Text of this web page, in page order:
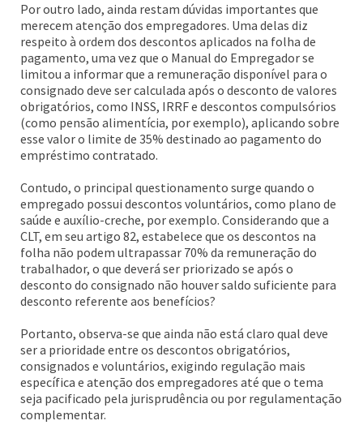
Por outro lado, ainda restam dúvidas importantes que
merecem atenção dos empregadores. Uma delas diz
respeito à ordem dos descontos aplicados na folha de
pagamento, uma vez que o Manual do Empregador se
limitou a informar que a remuneração disponível para o
consignado deve ser calculada após o desconto de valores
obrigatórios, como INSS, IRRF e descontos compulsórios
(como pensão alimentícia, por exemplo), aplicando sobre
esse valor o limite de 35% destinado ao pagamento do
empréstimo contratado.
Contudo, o principal questionamento surge quando o
empregado possui descontos voluntários, como plano de
saúde e auxílio-creche, por exemplo. Considerando que a
CLT, em seu artigo 82, estabelece que os descontos na
folha não podem ultrapassar 70% da remuneração do
trabalhador, o que deverá ser priorizado se após o
desconto do consignado não houver saldo suficiente para
desconto referente aos benefícios?
Portanto, observa-se que ainda não está claro qual deve
ser a prioridade entre os descontos obrigatórios,
consignados e voluntários, exigindo regulação mais
específica e atenção dos empregadores até que o tema
seja pacificado pela jurisprudência ou por regulamentação
complementar.